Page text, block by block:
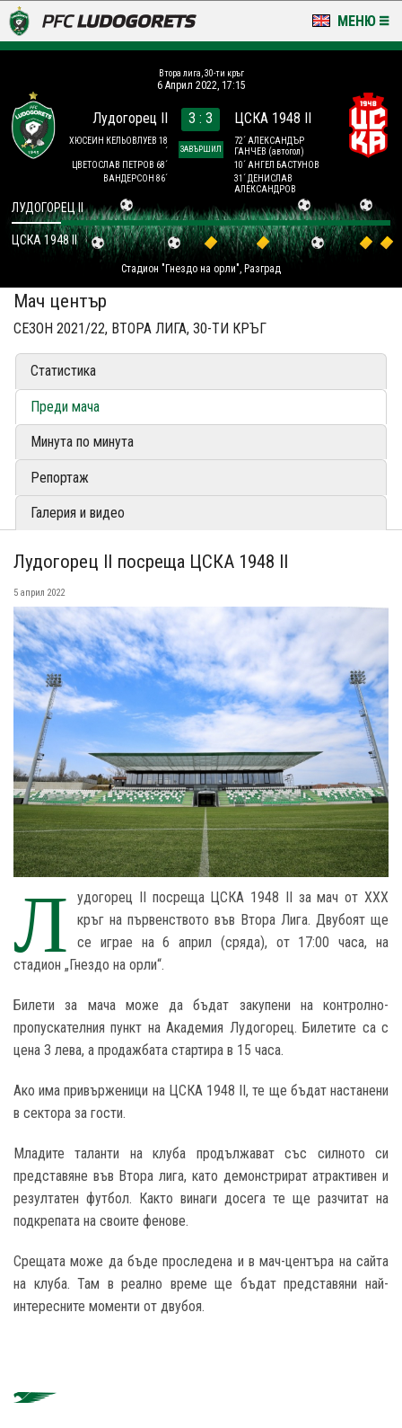
МЕНЮ
LUDOGORETS TV
НА ТЕРЕНА
КЛУБ
Втора лига, 30-ти кръг
6 Април 2022, 17:15
Лудогорец II
ХЮСЕИН КЕЛЬОВЛУЕВ 18
´
ЦВЕТОСЛАВ ПЕТРОВ 68´
ВАНДЕРСОН 86´
3 : 3
ЗАВЪРШИЛ
ЦСКА 1948 II
72´ АЛЕКСАНДЪР
ГАНЧЕВ (автогол)
10´ АНГЕЛ БАСТУНОВ
31´ ДЕНИСЛАВ
АЛЕКСАНДРОВ
Стадион "Гнездо на орли", Разград
ЛУДОГОРЕЦ II
ЦСКА 1948 II
Мач център
СЕЗОН 2021/22, ВТОРА ЛИГА, 30-ТИ КРЪГ
Статистика
Преди мача
Минута по минута
Репортаж
Галерия и видео
Лудогорец II посреща ЦСКА 1948 II
5 април 2022
Л
удогорец II посреща ЦСКА 1948 II за мач от XXX
кръг на първенството във Втора Лига. Двубоят ще
се играе на 6 април (сряда), от 17:00 часа, на
стадион „Гнездо на орли“.
Билети за мача може да бъдат закупени на контролно-
пропускателния пункт на Академия Лудогорец. Билетите са с
цена 3 лева, а продажбата стартира в 15 часа.
Ако има привърженици на ЦСКА 1948 II, те ще бъдат настанени
в сектора за гости.
Младите таланти на клуба продължават със силното си
представяне във Втора лига, като демонстрират атрактивен и
резултатен футбол. Както винаги досега те ще разчитат на
подкрепата на своите фенове.
Срещата може да бъде проследена и в мач-центъра на сайта
на клуба. Там в реално време ще бъдат представяни най-
интересните моменти от двубоя.